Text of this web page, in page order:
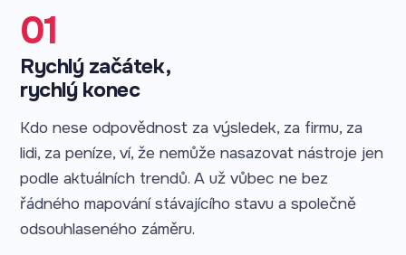
01
Rychlý začátek,
rychlý konec
Kdo nese odpovědnost za výsledek, za firmu, za
lidi, za peníze, ví, že nemůže nasazovat nástroje jen
podle aktuálních trendů. A už vůbec ne bez
řádného mapování stávajícího stavu a společně
odsouhlaseného záměru.